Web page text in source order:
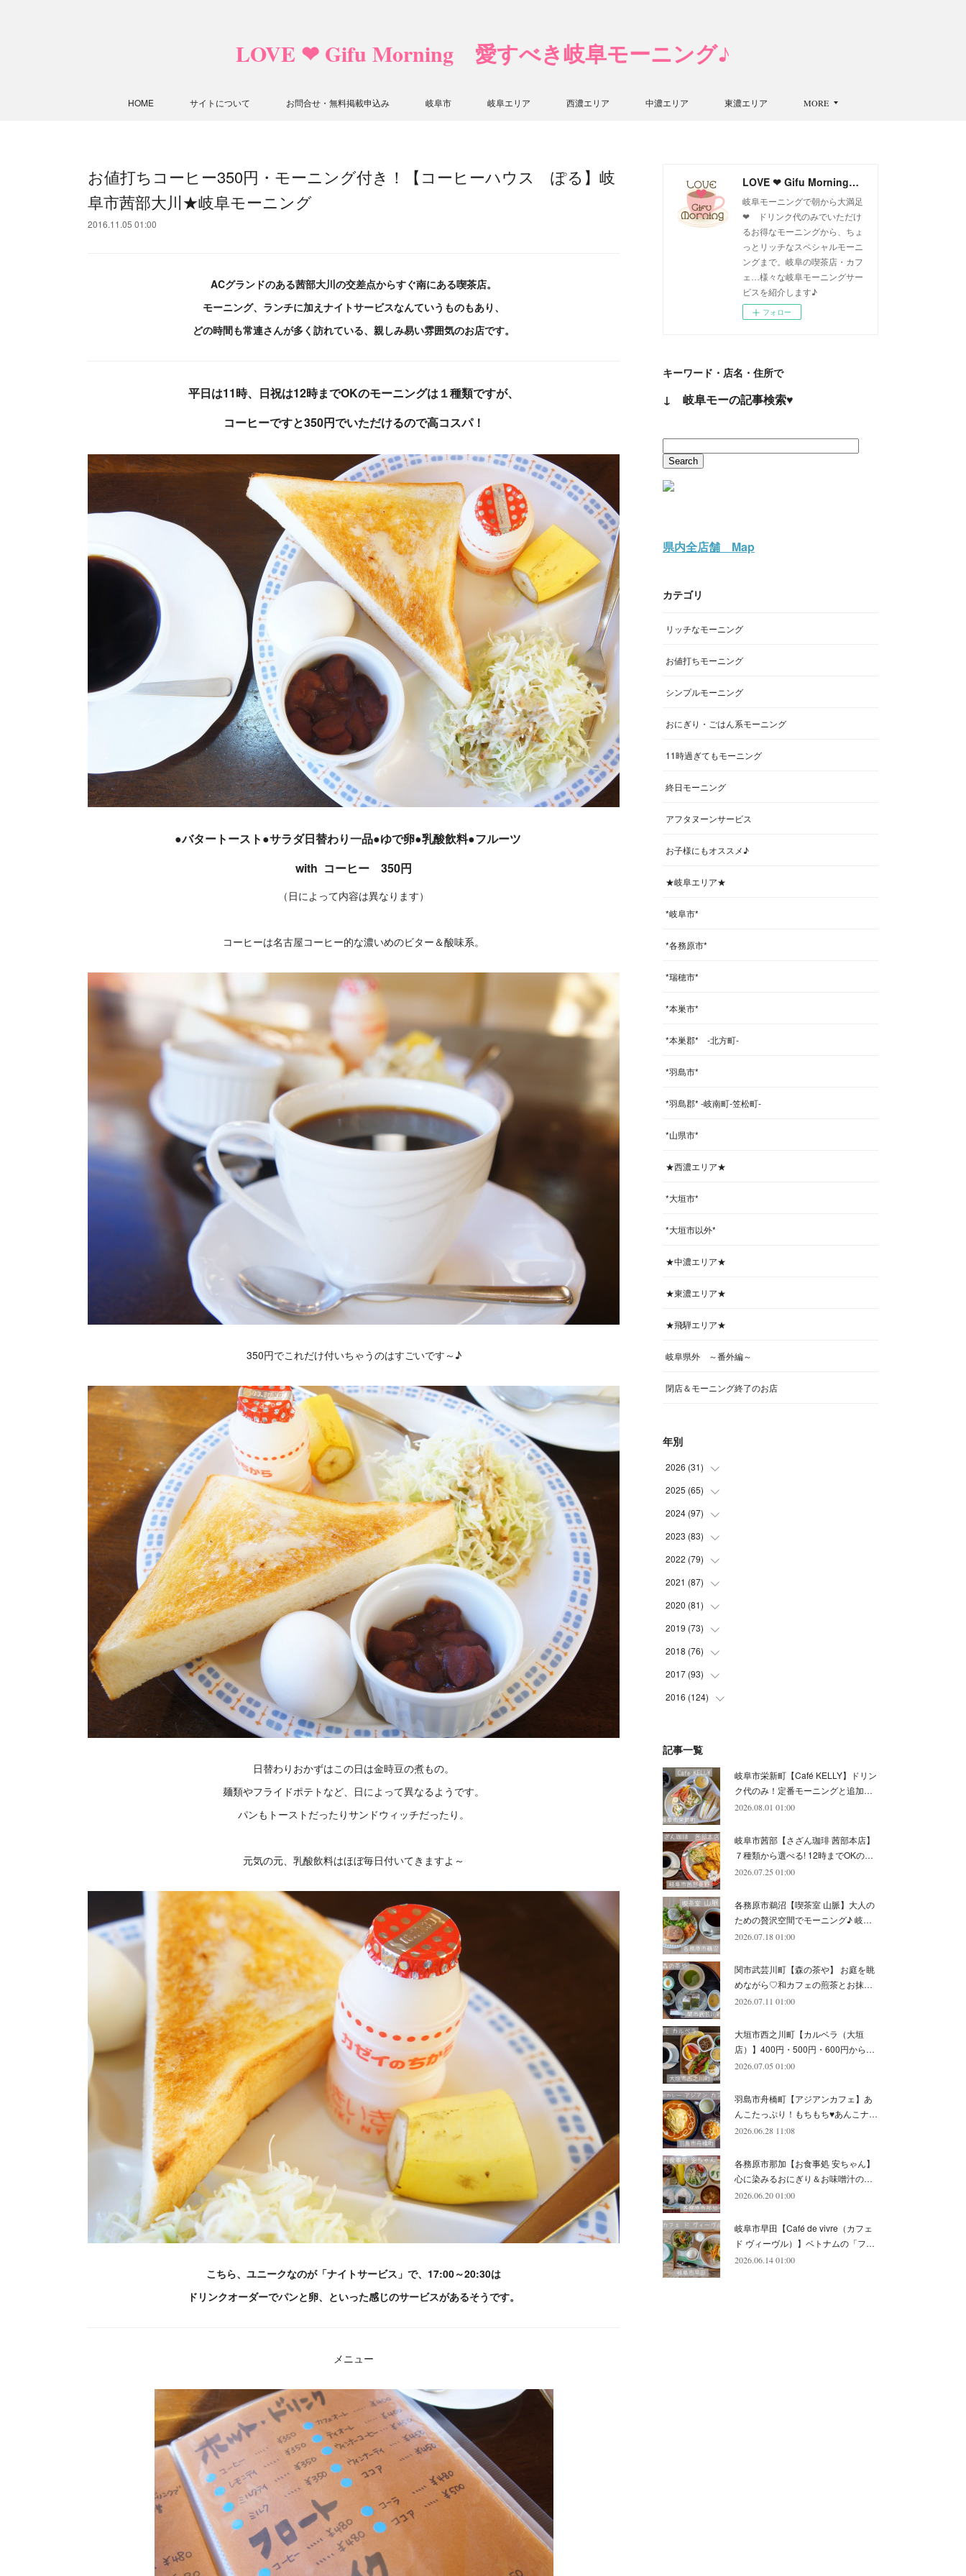
LOVE ❤ Gifu Morning 愛すべき岐阜モーニング♪
HOME サイトについて お問合せ・無料掲載申込み 岐阜市 岐阜エリア 西濃エリア 中濃エリア 東濃エリア MORE
お値打ちコーヒー350円・モーニング付き！【コーヒーハウス ぽる】岐
阜市茜部大川★岐阜モーニング
2016.11.05 01:00
ACグランドのある茜部大川の交差点からすぐ南にある喫茶店。
モーニング、ランチに加えナイトサービスなんていうものもあり、
どの時間も常連さんが多く訪れている、親しみ易い雰囲気のお店です。
平日は11時、日祝は12時までOKのモーニングは１種類ですが、
コーヒーですと350円でいただけるので高コスパ！
●バタートースト●サラダ日替わり一品●ゆで卵●乳酸飲料●フルーツ
with コーヒー 350円
（日によって内容は異なります）
コーヒーは名古屋コーヒー的な濃いめのビター＆酸味系。
350円でこれだけ付いちゃうのはすごいです～♪
日替わりおかずはこの日は金時豆の煮もの。
麺類やフライドポテトなど、日によって異なるようです。
パンもトーストだったりサンドウィッチだったり。
元気の元、乳酸飲料はほぼ毎日付いてきますよ～
こちら、ユニークなのが「ナイトサービス」で、17:00～20:30は
ドリンクオーダーでパンと卵、といった感じのサービスがあるそうです。
メニュー
LOVE ❤ Gifu Morning 愛すべき岐阜モーニング♪
岐阜モーニングで朝から大満足
❤ ドリンク代のみでいただけ
るお得なモーニングから、ちょ
っとリッチなスペシャルモーニ
ングまで。岐阜の喫茶店・カフ
ェ…様々な岐阜モーニングサー
ビスを紹介します♪
フォロー
キーワード・店名・住所で
↓ 岐阜モーの記事検索♥
県内全店舗 Map
カテゴリ
リッチなモーニング
お値打ちモーニング
シンプルモーニング
おにぎり・ごはん系モーニング
11時過ぎてもモーニング
終日モーニング
アフタヌーンサービス
お子様にもオススメ♪
★岐阜エリア★
*岐阜市*
*各務原市*
*瑞穂市*
*本巣市*
*本巣郡* -北方町-
*羽島市*
*羽島郡* -岐南町-笠松町-
*山県市*
★西濃エリア★
*大垣市*
*大垣市以外*
★中濃エリア★
★東濃エリア★
★飛騨エリア★
岐阜県外 ～番外編～
閉店＆モーニング終了のお店
年別
2026 (31)
(4
(4
(5
(4
(5
(4
(5
2025 (65)
(5
(6
(6
(6
(5
(4
(5
(7
(7
2024 (97)
(5
(7
(7
(8
(9
(8
(11
(8)
(6
(10)
2023 (83)
(6
(7
(7
(9
(8
(7
(7)
(5
(6)
(8)
2022 (79)
(4
(8
(10
)
(7
(8
(9)
(4)
(6)
2021 (87)
(12
)
(9
(11
)
(1
(6)
( 7)
(9)
(2)
2020 (81)
(10
)
(11
)
(8
(7)
(5)
(1)
(8)
(4)
(7)
2019 (73)
(4
(6
(4)
(5)
(4)
(4)
(10)
(10)
(6)
2018 (76)
(9
(3)
(8)
(7)
(6)
(5)
(6)
(8)
(8)
2017 (93)
(7)
(8)
(8)
(8)
(9)
(9)
(9)
(7)
(11)
2016 (124)
(10)
(12)
(16)
(9)
(13)
(8)
(6)
(12)
(6)
記事一覧
岐阜市栄新町【Café KELLY】ドリン
ク代のみ！定番モーニングと追加…
2026.08.01 01:00
岐阜市茜部【さざん珈琲 茜部本店】
７種類から選べる! 12時までOKの…
2026.07.25 01:00
各務原市鵜沼【喫茶室 山脈】大人の
ための贅沢空間でモーニング♪ 岐…
2026.07.18 01:00
関市武芸川町【森の茶や】 お庭を眺
めながら♡和カフェの煎茶とお抹…
2026.07.11 01:00
大垣市西之川町【カルベラ（大垣
店）】400円・500円・600円から…
2026.07.05 01:00
羽島市舟橋町【アジアンカフェ】あ
んこたっぷり！もちもち♥あんこナ…
2026.06.28 11:08
各務原市那加【お食事処 安ちゃん】
心に染みるおにぎり＆お味噌汁の…
2026.06.20 01:00
岐阜市早田【Café de vivre（カフェ
ド ヴィーヴル）】ベトナムの「フ…
2026.06.14 01:00